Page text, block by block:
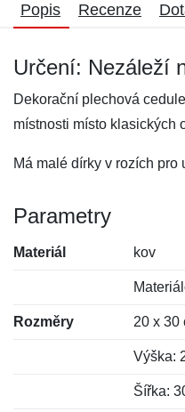
Popis Recenze
Určení: Nezáleží
Dekorační plechová
místnosti místo klasických
Má malé dírky v rozích pro
Parametry
Materiál kov
Rozměry 20 x 30
Výška:
Šířka: